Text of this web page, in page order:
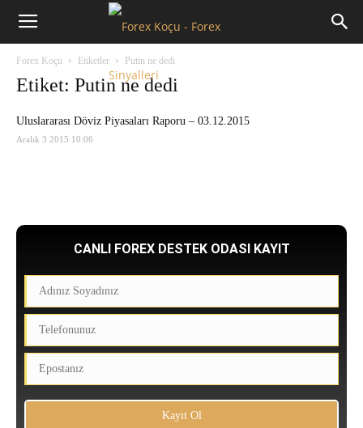
Forex
Forex Koçu Etiketler Putin ne dedi
Etiket: Putin ne dedi
Uluslararası Döviz Piyasaları Raporu – 03.12.2015
Aralık 3 2015 10:06
CANLI FOREX DESTEK ODASI KAYIT